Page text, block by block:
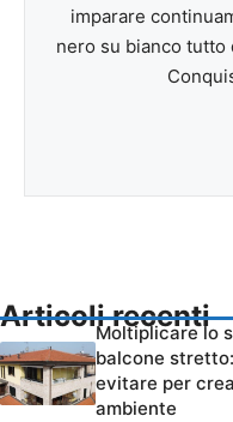
imparare
nero su bianco tutto
Articoli recenti
Moltiplicare lo
balcone
evitare per
ambiente